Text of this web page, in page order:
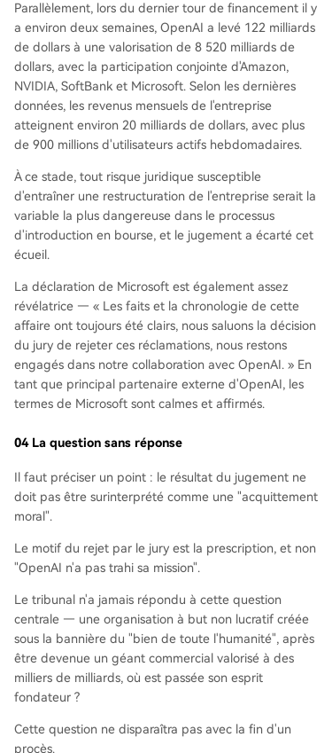
Parallèlement, lors du dernier tour de financement il y
a environ deux semaines, OpenAI a levé 122 milliards
de dollars à une valorisation de 8 520 milliards de
dollars, avec la participation conjointe d'Amazon,
NVIDIA, SoftBank et Microsoft. Selon les dernières
données, les revenus mensuels de l'entreprise
atteignent environ 20 milliards de dollars, avec plus
de 900 millions d'utilisateurs actifs hebdomadaires.
À ce stade, tout risque juridique susceptible
d'entraîner une restructuration de l'entreprise serait la
variable la plus dangereuse dans le processus
d'introduction en bourse, et le jugement a écarté cet
écueil.
La déclaration de Microsoft est également assez
révélatrice — « Les faits et la chronologie de cette
affaire ont toujours été clairs, nous saluons la décision
du jury de rejeter ces réclamations, nous restons
engagés dans notre collaboration avec OpenAI. » En
tant que principal partenaire externe d'OpenAI, les
termes de Microsoft sont calmes et affirmés.
04 La question sans réponse
Il faut préciser un point : le résultat du jugement ne
doit pas être surinterprété comme une "acquittement
moral".
Le motif du rejet par le jury est la prescription, et non
"OpenAI n'a pas trahi sa mission".
Le tribunal n'a jamais répondu à cette question
centrale — une organisation à but non lucratif créée
sous la bannière du "bien de toute l'humanité", après
être devenue un géant commercial valorisé à des
milliers de milliards, où est passée son esprit
fondateur ?
Cette question ne disparaîtra pas avec la fin d'un
procès.